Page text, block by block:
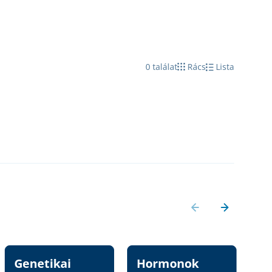
0 találat Rács Lista
Genetikai
Hormonok